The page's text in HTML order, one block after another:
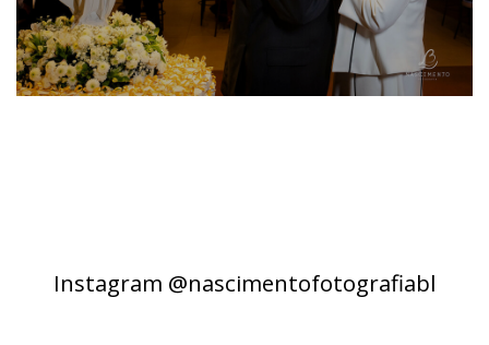
Instagram @nascimentofotografiabl